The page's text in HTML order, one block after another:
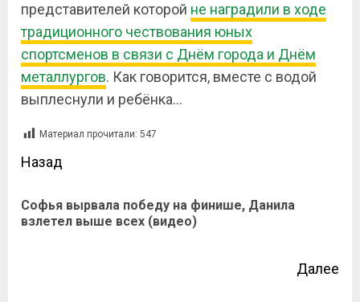
представителей которой не наградили в ходе
традиционного чествования юных
спортсменов в связи с Днём города и Днём
металлургов. Как говорится, вместе с водой
выплеснули и ребёнка…
Материал прочитали: 547
Назад
Софья вырвала победу на финише, Данила
взлетел выше всех (видео)
Далее